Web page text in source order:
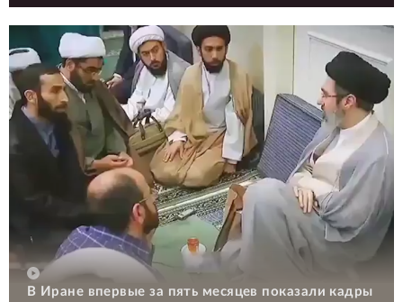
В Иране впервые за пять месяцев показали кадры